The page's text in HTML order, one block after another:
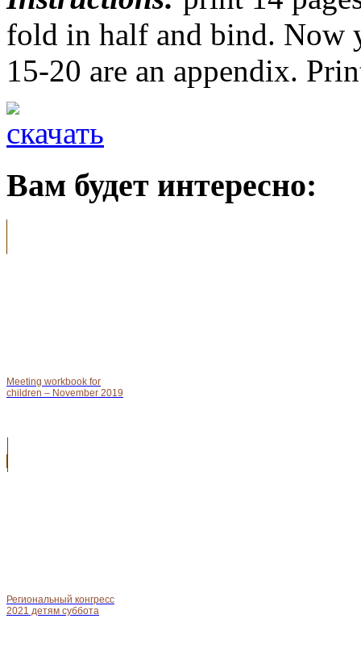
fold in half and bind. Now
15-20 are an appendix.
Вам будет интересно:
Meeting workbook for
children – November 2019
Региональный конгресс
2021 детям суббота